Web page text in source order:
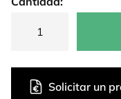
Solicitar un